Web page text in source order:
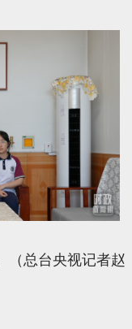
（总台央视记者赵